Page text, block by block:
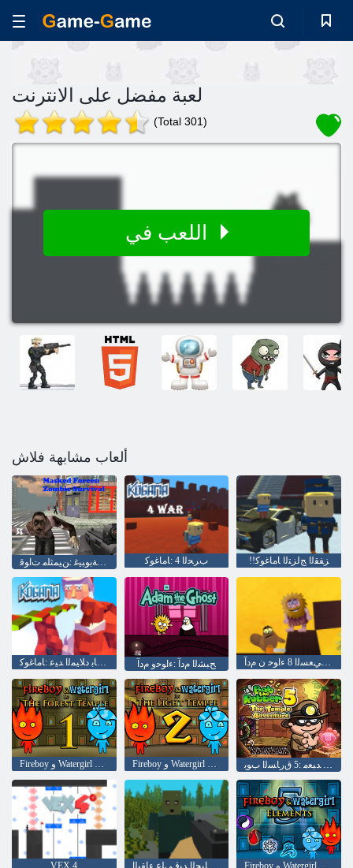
لعبة مفضل على الانترنت
(Total 301)
ألعاب مشابهة فلاش
ﺓﺎﻴﺤﻟﺍ ﺪﻴﻗ ﻰﻠﻋ ءﺎﻘﺒﻟﺍ ﺔﺑﻮﺒﻴﻏ :ﻦﻴﻤﺜﻠﻣ ﺕﺍﻮﻗ ﺏﺮﺤﻟﺍ 4 :ﺎﻣﺎﻏﻮﻛ !!ﺰﻔﻘﻟﺍ ﺞﻟﺰﺘﻟﺍ ﺎﻣﺎﻏﻮﻛ
ﺭﻮﻛﺭﺎﺑ ﺩﻼ ﻴﻤﻟﺍ ﺪﻴﻋ :ﺎﻣﺎﻏﻮﻛ ﺢﺒﺸﻟﺍ ﻡﺩﺁ :ءﺍﻮﺣﻭ ﻡﺩﺁ ﺐﺤﻟﺍ ﻲﻌﺴﻟﺍ 8 ءﺍﻮﺣ ﻥ ﻡﺩﺁ
Fireboy ﻭ Watergirl 1: ﺔﺑﺎﻐﻟﺍ ﺪﺒﻌﻣ Fireboy ﻭ Watergirl 2: ﻒﻴﻔﺨﻟﺍ ﺪﺒﻌﻤﻟﺍ ﺓﺮﻣﺎﻐﻤﻟﺍ ﺪﺒﻌﻣ :5 ﻕﺭﺎﺴﻟﺍ ﺏﻮﺑ
VEX 4 ﻞﺴﻜﺑ ﺓﺎﻴﺤﻟﺍ ﺪﻴﻗ ﻰﻠﻋ ءﺎﻘﺒﻟﺍ Fireboy ﻭ Watergirl 5: ﺮﺻﺎﻨﻋ